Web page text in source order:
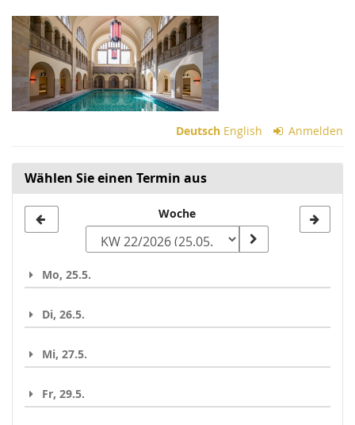
Zum
Haupt-
Inhalt
springen
Deutsch English Anmelden
Wählen Sie einen Termin aus
zur
auswählen
Woche
Mo, 25.5.
Di, 26.5.
Mi, 27.5.
Fr, 29.5.